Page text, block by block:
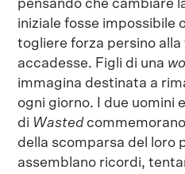
pensando che cambiare
iniziale fosse impossibile
togliere forza persino
accadesse. Figli di una
immagina destinata a
ogni giorno. I due uomini
di Wasted
della scomparsa del loro
assemblano ricordi,